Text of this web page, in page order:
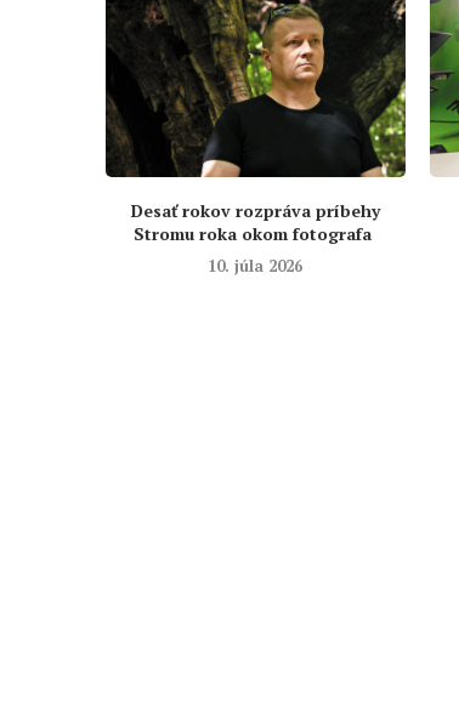
Desať rokov rozpráva príbehy
Stromu roka okom fotografa
10. júla 2026